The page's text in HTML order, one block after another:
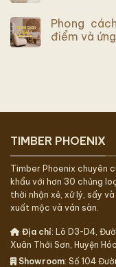
Phong
điểm và
TIMBER PHOENIX
Timber Phoenix chuyên
khẩu với hơn 30 chủng
thời nhận xẻ, xử lý, sấy
xuất mộc và ván sàn.
Địa chỉ: Lô D3-D4,
Xuân Thới Sơn, Huyện
Showroom: Số 104